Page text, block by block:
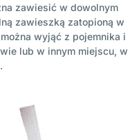
zawiesić w dowolnym
zawieszką zatopioną w
wyjąć z pojemnika i
lub w innym miejscu, w